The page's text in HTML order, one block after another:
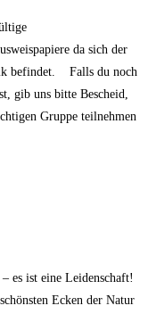
da sich der
befindet. Falls du noch
gib uns bitte Bescheid,
Gruppe teilnehmen
es ist eine Leidenschaft!
Ecken der Natur